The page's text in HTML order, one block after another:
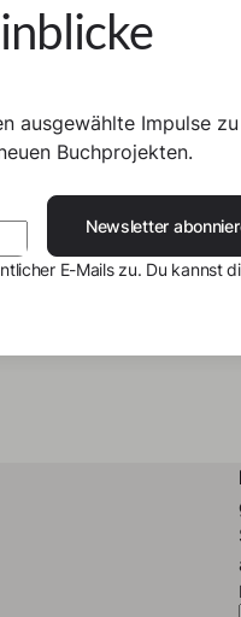
ausgewählte Impulse zu
Buchprojekten.
Newsletter
E-Mails zu. Du kannst